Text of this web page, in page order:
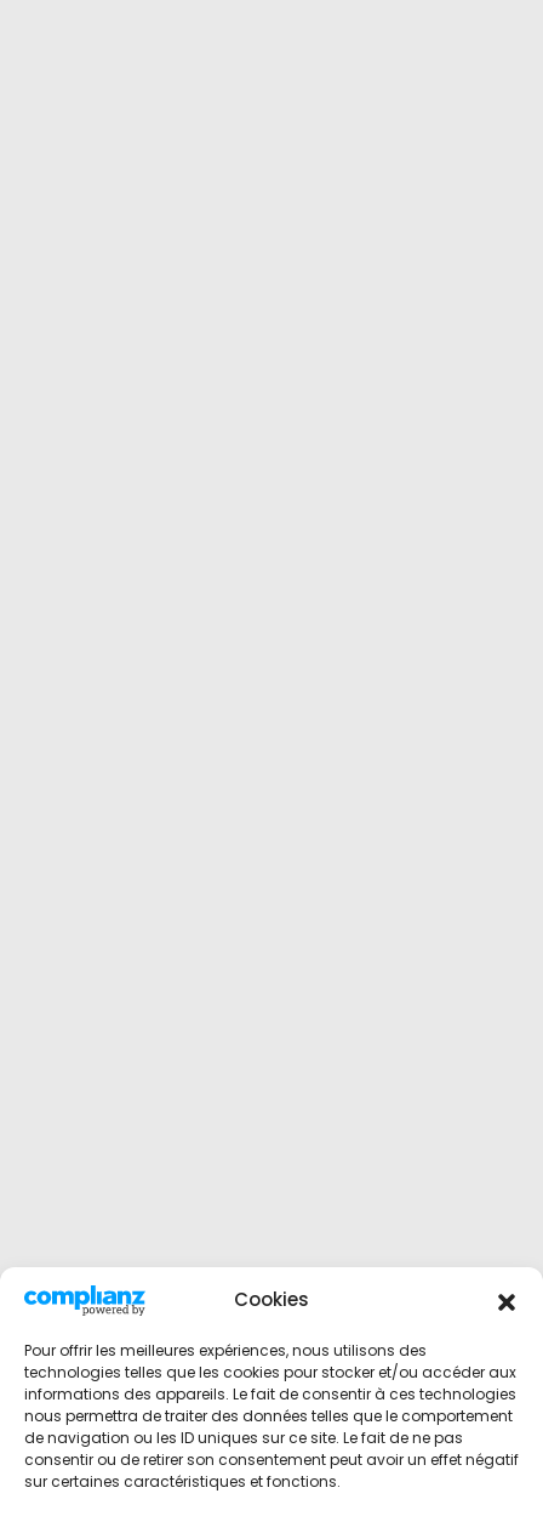
Cookies
Pour offrir les meilleures expériences, nous utilisons des
technologies telles que les cookies pour stocker et/ou accéder aux
informations des appareils. Le fait de consentir à ces technologies
nous permettra de traiter des données telles que le comportement
de navigation ou les ID uniques sur ce site. Le fait de ne pas
consentir ou de retirer son consentement peut avoir un effet négatif
sur certaines caractéristiques et fonctions.